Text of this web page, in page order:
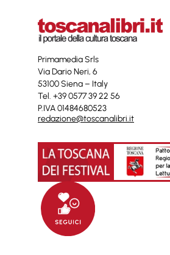
Primamedia Srls
Via Dario Neri, 6
53100 Siena – Italy
Tel. +39 0577 39 22 56
P.IVA 01484680523
redazione@toscanalibri.it